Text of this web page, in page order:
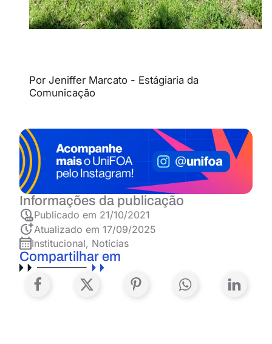
Por Jeniffer Marcato - Estágiaria da
Comunicação
Informações da publicação
Publicado em 21/10/2021
Atualizado em 17/09/2025
Institucional, Notícias
Compartilhar em